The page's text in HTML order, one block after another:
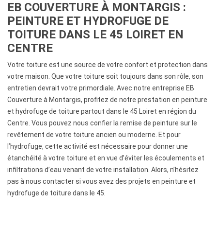
EB COUVERTURE À MONTARGIS :
PEINTURE ET HYDROFUGE DE
TOITURE DANS LE 45 LOIRET EN
CENTRE
Votre toiture est une source de votre confort et protection dans
votre maison. Que votre toiture soit toujours dans son rôle, son
entretien devrait votre primordiale. Avec notre entreprise EB
Couverture à Montargis, profitez de notre prestation en peinture
et hydrofuge de toiture partout dans le 45 Loiret en région du
Centre. Vous pouvez nous confier la remise de peinture sur le
revêtement de votre toiture ancien ou moderne. Et pour
l’hydrofuge, cette activité est nécessaire pour donner une
étanchéité à votre toiture et en vue d’éviter les écoulements et
infiltrations d’eau venant de votre installation. Alors, n’hésitez
pas à nous contacter si vous avez des projets en peinture et
hydrofuge de toiture dans le 45.